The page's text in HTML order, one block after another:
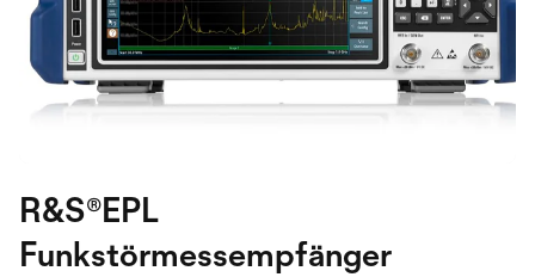
R&S®EPL
Funkstörmessempfänger